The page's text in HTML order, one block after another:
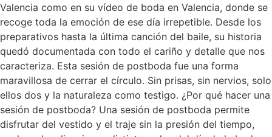
Valencia como en su vídeo de boda en Valencia, donde se
recoge toda la emoción de ese día irrepetible. Desde los
preparativos hasta la última canción del baile, su historia
quedó documentada con todo el cariño y detalle que nos
caracteriza. Esta sesión de postboda fue una forma
maravillosa de cerrar el círculo. Sin prisas, sin nervios, solo
ellos dos y la naturaleza como testigo. ¿Por qué hacer una
sesión de postboda? Una sesión de postboda permite
disfrutar del vestido y el traje sin la presión del tiempo,